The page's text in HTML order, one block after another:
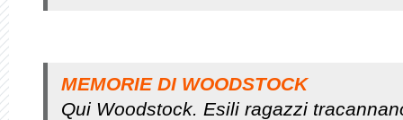
MEMORIE DI WOODSTOCK
Qui Woodstock. Esili ragazzi